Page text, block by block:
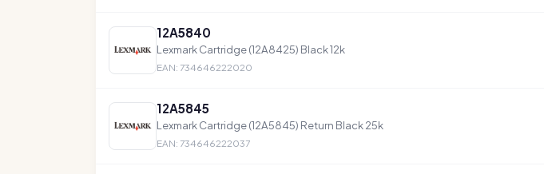
12A5840
Lexmark Cartridge (12A8425) Black 12k
EAN: 734646222020
12A5845
Lexmark Cartridge (12A5845) Return Black 25k
EAN: 734646222037